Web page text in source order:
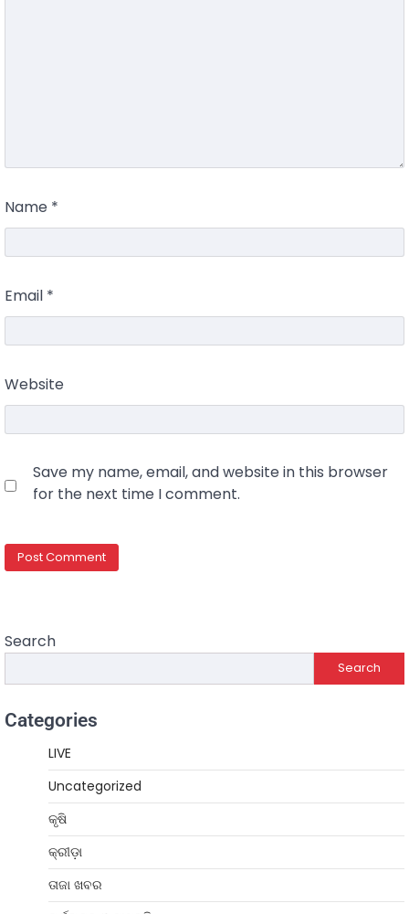
Name *
Email *
Website
Save my name, email, and website in this browser
for the next time I comment.
Search
Search
Categories
LIVE
Uncategorized
କୃଷି
କ୍ରୀଡ଼ା
ତାଜା ଖବର